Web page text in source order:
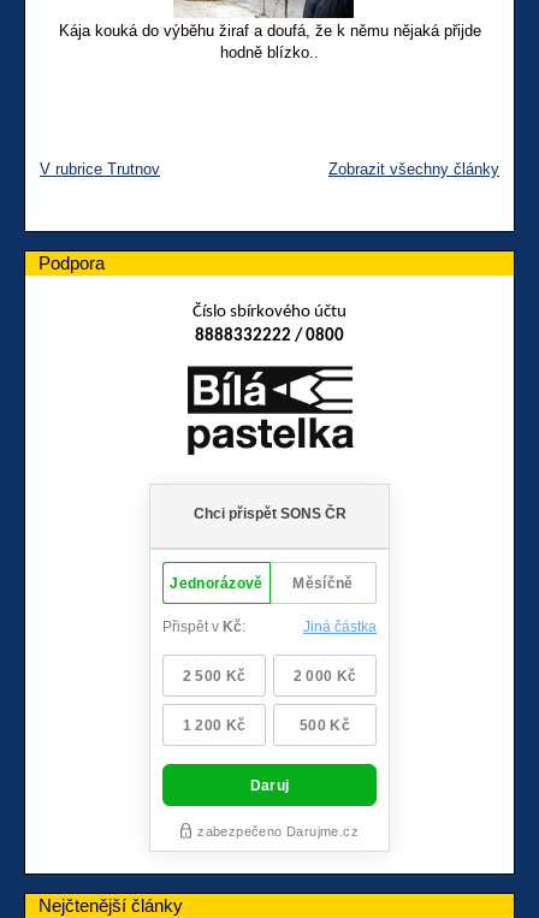
Kája kouká do výběhu žiraf a doufá, že k němu nějaká přijde
hodně blízko..
V rubrice Trutnov Zobrazit všechny články
Podpora
Číslo sbírkového účtu
8888332222 / 0800
Nejčtenější články